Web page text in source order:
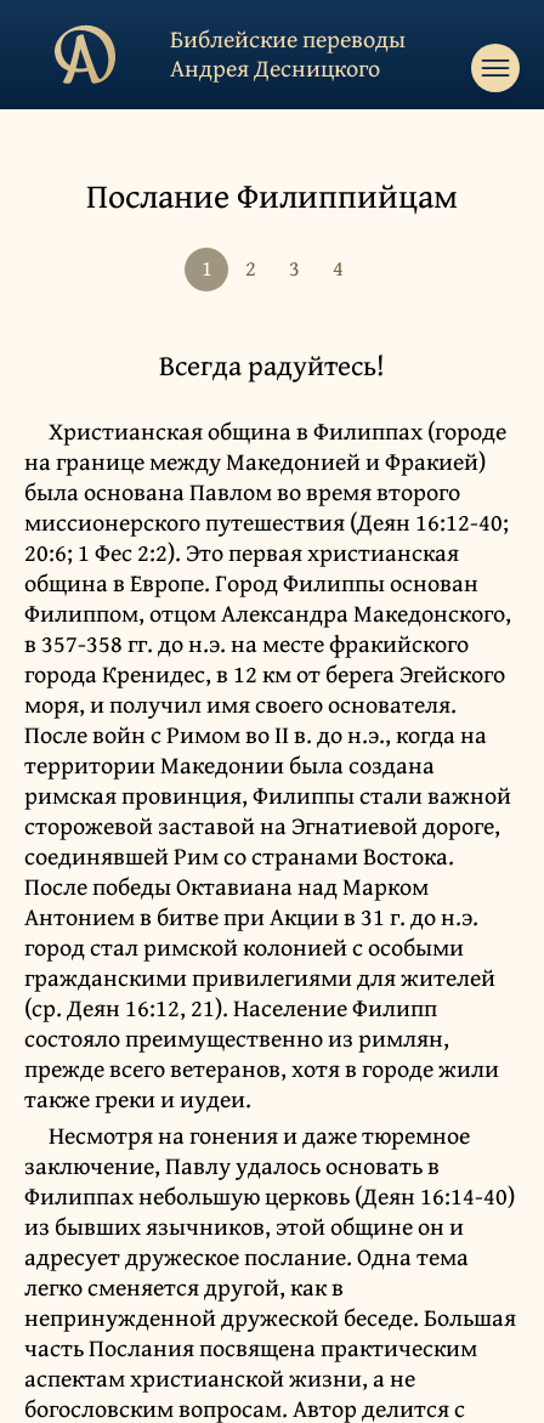
Библейские переводы
Андрея Десницкого
Послание Филиппийцам
1 2 3 4
Всегда радуйтесь!
Христианская община в Филиппах (городе
на границе между Македонией и Фракией)
была основана Павлом во время второго
миссионерского путешествия (Деян 16:12-40;
20:6; 1 Фес 2:2). Это первая христианская
община в Европе. Город Филиппы основан
Филиппом, отцом Александра Македонского,
в 357-358 гг. до н.э. на месте фракийского
города Кренидес, в 12 км от берега Эгейского
моря, и получил имя своего основателя.
После войн с Римом во II в. до н.э., когда на
территории Македонии была создана
римская провинция, Филиппы стали важной
сторожевой заставой на Эгнатиевой дороге,
соединявшей Рим со странами Востока.
После победы Октавиана над Марком
Антонием в битве при Акции в 31 г. до н.э.
город стал римской колонией с особыми
гражданскими привилегиями для жителей
(ср. Деян 16:12, 21). Население Филипп
состояло преимущественно из римлян,
прежде всего ветеранов, хотя в городе жили
также греки и иудеи.
Несмотря на гонения и даже тюремное
заключение, Павлу удалось основать в
Филиппах небольшую церковь (Деян 16:14-40)
из бывших язычников, этой общине он и
адресует дружеское послание. Одна тема
легко сменяется другой, как в
непринужденной дружеской беседе. Большая
часть Послания посвящена практическим
аспектам христианской жизни, а не
богословским вопросам. Автор делится с